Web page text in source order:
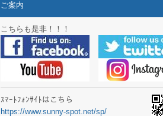
スマートフォン アプリ バージョンアップ
ラジオメーターニュータイプ新登場！
スマートフォン ウィジェット公開
気象予報士スクールの御案内
弊社事務所を移転しました。
ご案内
こちらも是非！！！
ｽﾏｰﾄﾌｫﾝｻｲﾄはこちら
https://www.sunny-spot.net/sp/